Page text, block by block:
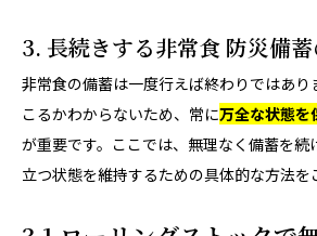
3. 長続きする非常食 防災備
非常食の備蓄は一度行えば終わりではあ
こるかわからないため、常に万全な状態を
が重要です。ここでは、無理なく備蓄を続
立つ状態を維持するための具体的な方法を